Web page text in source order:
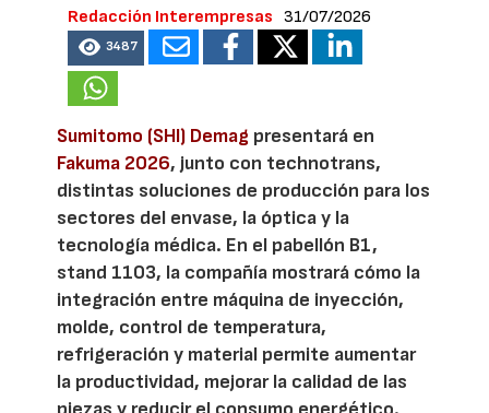
Redacción Interempresas 31/07/2026
3487
Sumitomo (SHI) Demag presentará en
Fakuma 2026, junto con technotrans,
distintas soluciones de producción para los
sectores del envase, la óptica y la
tecnología médica. En el pabellón B1,
stand 1103, la compañía mostrará cómo la
integración entre máquina de inyección,
molde, control de temperatura,
refrigeración y material permite aumentar
la productividad, mejorar la calidad de las